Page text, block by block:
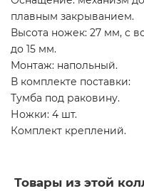
плавным закрыванием.
Высота ножек: 27 мм, с
до 15 мм.
Монтаж: напольный.
В комплекте поставки:
Тумба под раковину.
Ножки: 4 шт.
Комплект креплений.
Товары из этой